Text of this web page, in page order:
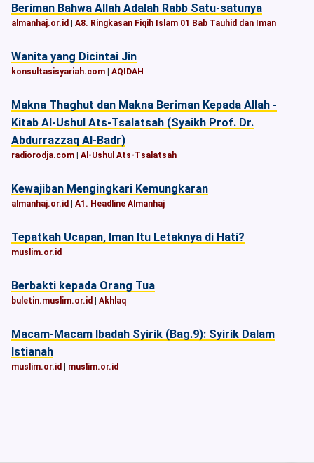
Beriman Bahwa Allah Adalah Rabb Satu-satunya
almanhaj.or.id A8. Ringkasan Fiqih Islam 01 Bab Tauhid dan Iman
Wanita yang Dicintai Jin
konsultasisyariah.com AQIDAH
Makna Thaghut dan Makna Beriman Kepada Allah -
Kitab Al-Ushul Ats-Tsalatsah (Syaikh Prof. Dr.
Abdurrazzaq Al-Badr)
radiorodja.com Al-Ushul Ats-Tsalatsah
Kewajiban Mengingkari Kemungkaran
almanhaj.or.id A1. Headline Almanhaj
Tepatkah Ucapan, Iman Itu Letaknya di Hati?
muslim.or.id
Berbakti kepada Orang Tua
buletin.muslim.or.id Akhlaq
Macam-Macam Ibadah Syirik (Bag.9): Syirik Dalam
Istianah
muslim.or.id muslim.or.id